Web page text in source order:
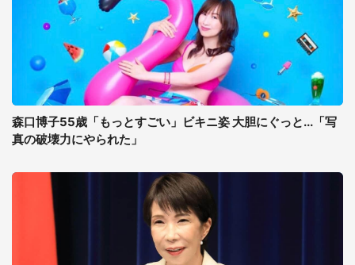
森口博子55歳「もっとすごい」ビキニ姿 大胆にぐっと...「写
真の破壊力にやられた」